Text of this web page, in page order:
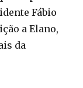
Fábio
a Elano,
da